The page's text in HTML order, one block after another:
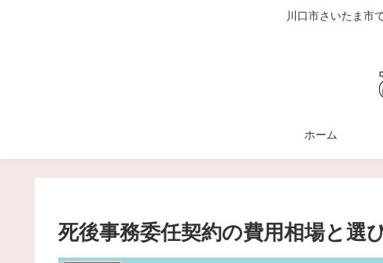
川口市さいたま市
ホーム
死後事務委任契約の費用相場と選